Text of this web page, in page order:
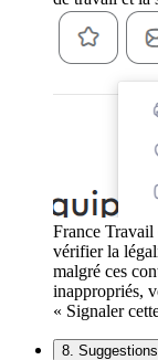
France Travail
vérifier la
malgré ces
inappropriés,
« Signaler
8.